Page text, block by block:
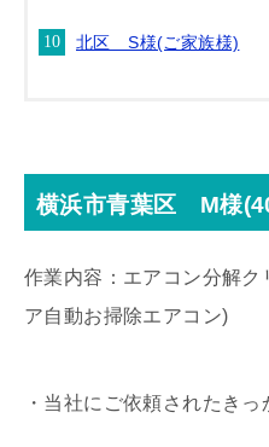
北区 S様(ご家族様)
横浜市青葉区 M様
作業内容：エアコン分解ク
ア自動お掃除エアコン)
・当社にご依頼されたきっ